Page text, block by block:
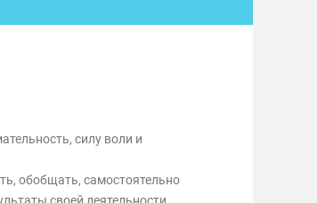
силу воли и
обобщать, самостоятельно